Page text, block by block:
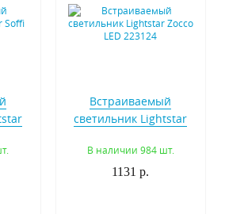
Встраиваемый
светильник Lightstar
В наличии 984 шт.
1131 р.